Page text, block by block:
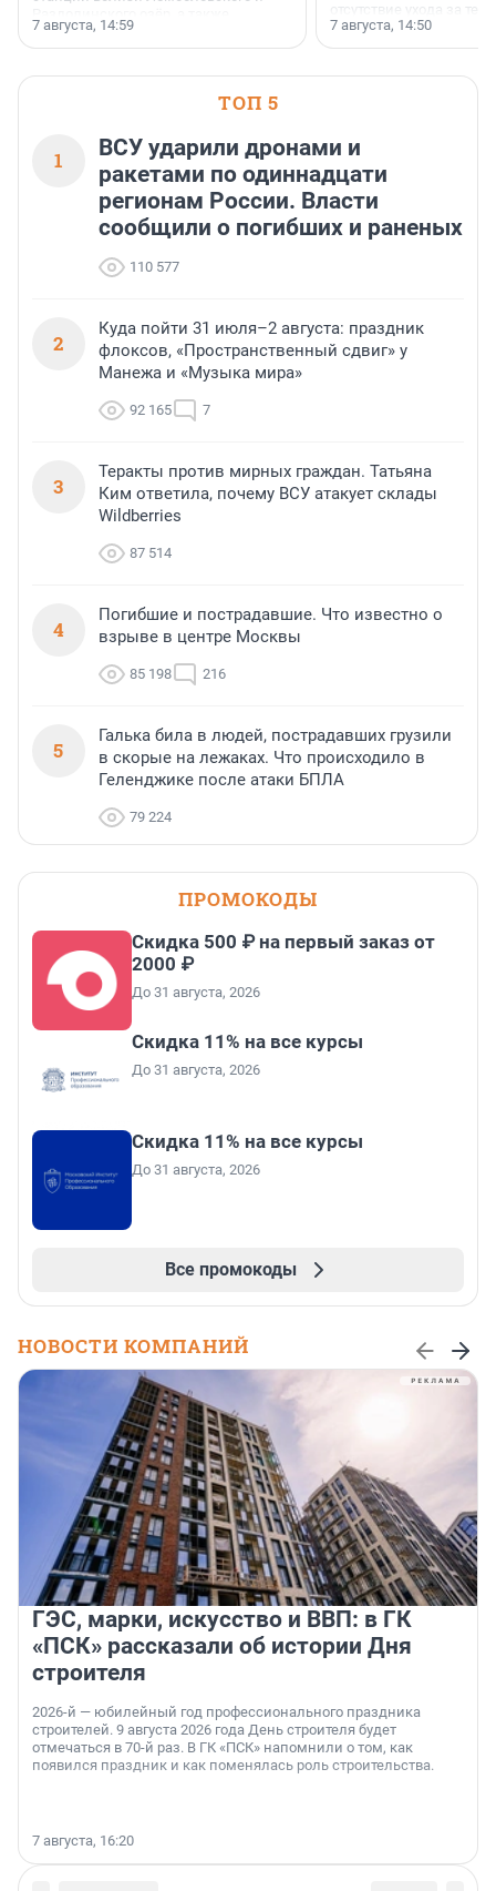
недалеко от Большого Тосненского
водопада.
7 августа, 14:59
отсутствие ухода за
сделали своё дело.
7 августа, 14:50
ТОП 5
1
ВСУ ударили дронами и
ракетами по одиннадцати
регионам России. Власти
сообщили о погибших и раненых
110 577
2
Куда пойти 31 июля–2 августа: праздник
флоксов, «Пространственный сдвиг» у
Манежа и «Музыка мира»
92 165 7
3
Теракты против мирных граждан. Татьяна
Ким ответила, почему ВСУ атакует склады
Wildberries
87 514
4
Погибшие и пострадавшие. Что известно о
взрыве в центре Москвы
85 198 216
5
Галька била в людей, пострадавших грузили
в скорые на лежаках. Что происходило в
Геленджике после атаки БПЛА
79 224
ПРОМОКОДЫ
Скидка 500 ₽ на первый заказ от
2000 ₽
До 31 августа, 2026
Скидка 11% на все курсы
До 31 августа, 2026
Скидка 11% на все курсы
До 31 августа, 2026
Все промокоды
НОВОСТИ КОМПАНИЙ
ГЭС, марки, искусство и ВВП: в ГК
«ПСК» рассказали об истории Дня
строителя
2026-й — юбилейный год профессионального праздника
строителей. 9 августа 2026 года День строителя будет
отмечаться в 70-й раз. В ГК «ПСК» напомнили о том, как
появился праздник и как поменялась роль строительства.
7 августа, 16:20